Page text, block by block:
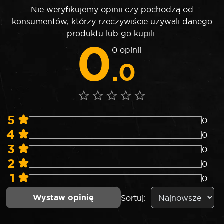
Nie weryfikujemy opinii czy pochodzą od
konsumentów, którzy rzeczywiście używali danego
produktu lub go kupili.
0.0
0 opinii
5 0
4 0
3 0
2 0
1 0
Wystaw opinię Sortuj: